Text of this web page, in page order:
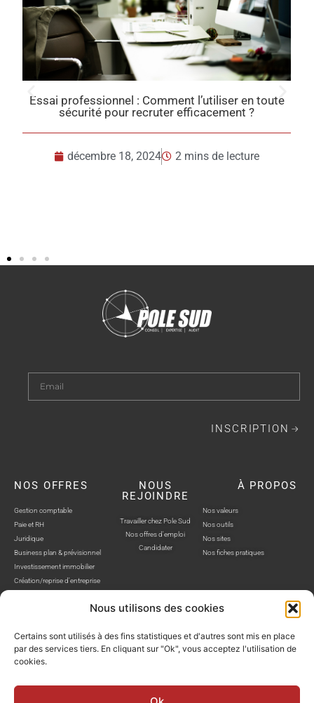
Nous utilisons des cookies
Certains sont utilisés à des fins statistiques et d'autres sont mis en place
par des services tiers. En cliquant sur "Ok", vous acceptez l'utilisation de
cookies.
Essai professionnel : Comment l’utiliser en toute
sécurité pour recruter efficacement ?
décembre 18, 2024 2 mins de lecture
INSCRIPTION
NOS OFFRES
Gestion comptable
Paie et RH
Juridique
Business plan & prévisionnel
Investissement immobilier
Création/reprise d'entreprise
NOUS
REJOINDRE
Travailler chez Pole Sud
Nos offres d'emploi
Candidater
À PROPOS
Nos valeurs
Nos outils
Nos sites
Nos fiches pratiques
POLE SUD, TOUS DROITS RÉSERVÉS © SITE WEB RÉALISÉ PAR AUSTRA
Politique de confidentialitéMentions légalesGestion cookies